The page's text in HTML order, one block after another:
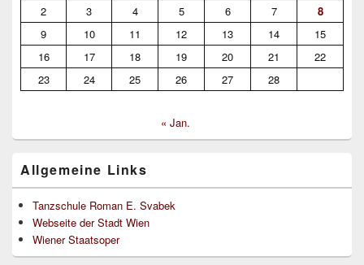
2
3 4 5 6 7
8
9
10 11 12 13 14
15
16
17 18 19 20 21
22
23
24 25 26 27 28
« Jan.
Allgemeine Links
Tanzschule Roman E. Svabek
Webseite der Stadt Wien
Wiener Staatsoper